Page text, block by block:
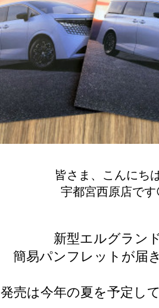
皆さま、こんにち
宇都宮西原店です
新型エルグラン
簡易パンフレットが届
発売は今年の夏を予定し